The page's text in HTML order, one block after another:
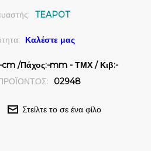
TEAPOT
Καλέστε μας
cm /Πάχος:-mm - ΤΜΧ / Κιβ:-
02948
Στείλτε το σε ένα φίλο